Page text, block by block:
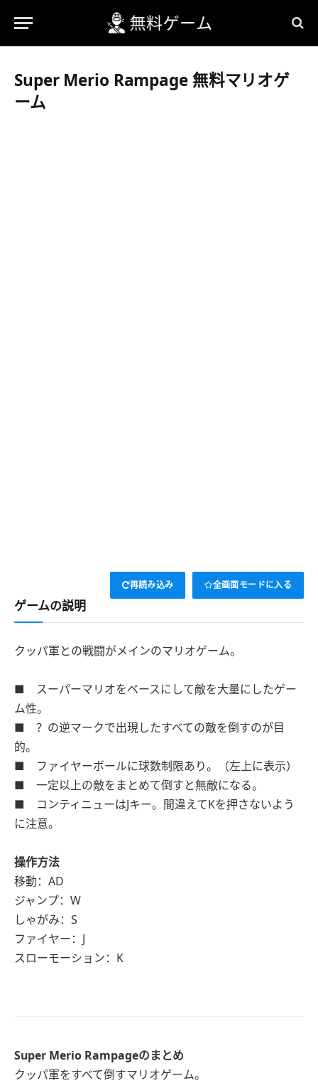
Super Merio Rampage 無料マリオゲ
ーム
再読み込み 全画面モードに入る
ゲームの説明
クッパ軍との戦闘がメインのマリオゲーム。
■ スーパーマリオをベースにして敵を大量にしたゲー
ム性。
■ ？の逆マークで出現したすべての敵を倒すのが目
的。
■ ファイヤーボールに球数制限あり。（左上に表示）
■ 一定以上の敵をまとめて倒すと無敵になる。
■ コンティニューはJキー。間違えてKを押さないよう
に注意。
操作方法
移動：AD
ジャンプ：W
しゃがみ：S
ファイヤー：J
スローモーション：K
Super Merio Rampageのまとめ
クッパ軍をすべて倒すマリオゲーム。